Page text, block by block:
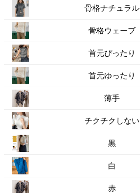
骨格ナチュラル
骨格ウェーブ
首元ぴったり
首元ゆったり
薄手
チクチクしない
黒
白
赤